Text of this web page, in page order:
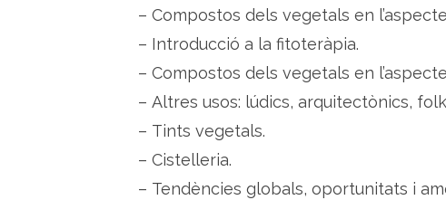
– Compostos dels vegetals en
– Introducció a la fitoteràpia.
– Compostos dels vegetals en
– Altres usos: lúdics, arquitectònics,
– Tints vegetals.
– Cistelleria.
– Tendències globals, oportunitats i